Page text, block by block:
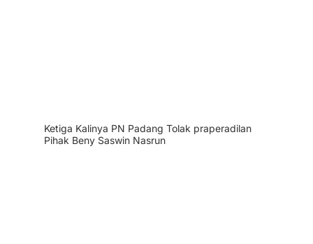
Ketiga Kalinya PN Padang Tolak praperadilan
Pihak Beny Saswin Nasrun